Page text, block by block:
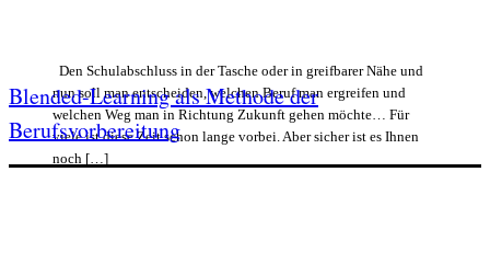
Den Schulabschluss in der Tasche oder in greifbarer Nähe und
nun soll man entscheiden, welchen Beruf man ergreifen und
welchen Weg man in Richtung Zukunft gehen möchte… Für
viele ist diese Zeit schon lange vorbei. Aber sicher ist es Ihnen
noch […]
Blended-Learning als Methode der
Berufsvorbereitung